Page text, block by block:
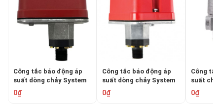
Công tắc báo động áp
suất dòng chảy System
Sensor EPS10-1
0₫
Công tắc báo động áp
suất dòng chảy System
Sensor EPS10-2
0₫
Công tắc
suất
System
0₫